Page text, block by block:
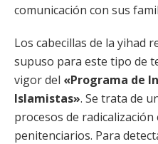
comunicación con sus
Los cabecillas de la yihad
supuso para este tipo de
vigor del «Programa de
Islamistas». Se trata de
procesos de
penitenciarios. Para